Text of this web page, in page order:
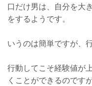
口だけ男は、自分を大
をするようです。
いうのは簡単ですが、
行動してこそ経験値が
くことができるのです